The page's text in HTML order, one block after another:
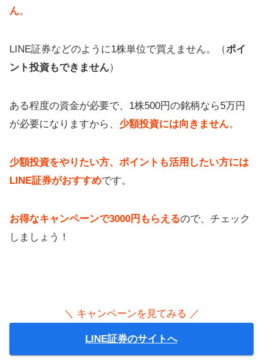
ん。
LINE証券などのように1株単位で買えません。（ポイ
ント投資もできません）
ある程度の資金が必要で、1株500円の銘柄なら5万円
が必要になりますから、 少額投資には向きません。
少額投資をやりたい方、ポイントも活用したい方には
LINE証券がおすすめです。
お得なキャンペーンで3000円もらえるので、チェック
しましょう！
＼ キャンペーンを見てみる ／
LINE証券のサイトへ